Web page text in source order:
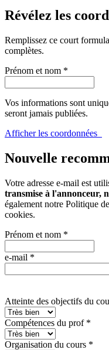
Révélez les
Remplissez ce court
complètes.
Prénom et nom *
Vos informations sont
seront jamais publiées.
Afficher les coordonnées
Nouvelle
Votre adresse e-mail est
transmise à l'annonceur,
également notre Politique
cookies.
Prénom et nom *
e-mail *
Atteinte des objectifs du
Compétences du prof *
Organisation du cours *